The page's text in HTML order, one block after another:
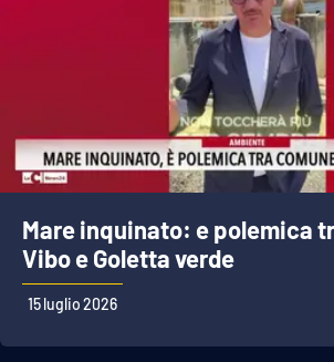
Mare inquinato: e polemica
Vibo e Goletta verde
15 luglio 2026